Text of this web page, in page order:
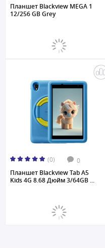
Планшет Blackview MEGA 1
12/256 GB Grey
(0) 0
Планшет Blackview Tab A5
Kids 4G 8.68 Дюйм 3/64GB ...